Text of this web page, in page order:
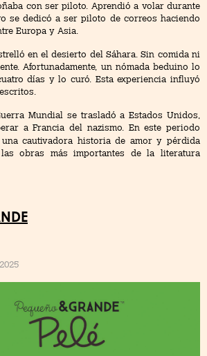
con ser piloto. Aprendió a volar durante
se dedicó a ser piloto de correos haciendo
Europa y Asia.
en el desierto del Sáhara. Sin comida ni
Afortunadamente, un nómada beduino lo
días y lo curó. Esta experiencia influyó
Mundial se trasladó a Estados Unidos,
a Francia del nazismo. En este periodo
una cautivadora historia de amor y pérdida
obras más importantes de la literatura